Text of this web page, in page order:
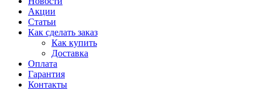
Акции
Статьи
Как сделать заказ
Как купить
Доставка
Оплата
Гарантия
Контакты